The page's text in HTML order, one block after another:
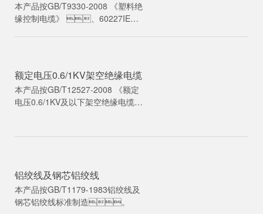
本产品按GB/T9330-2008 《塑料绝
缘控制电缆》 、60227IE
附件》等标准制造。
额定电压0.6/1KV架空绝缘电缆
本产品按GB/T12527-2008 《额定
电压0.6/1KV及以下架空绝缘电缆)
造。
铝绞线及钢芯铝绞线
本产品按GB/T1179-1983铝绞线及
钢芯铝绞线标准制造。